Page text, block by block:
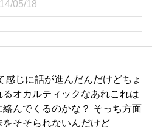
05/18
感じに話が進んだんだけどちょ
オカルティックなあれこれは
んでくるのかな？ そっち方面
そそられないんだけど